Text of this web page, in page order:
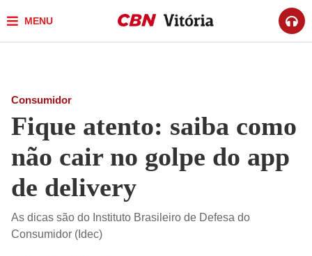
MENU
Consumidor
Fique atento: saiba como
não cair no golpe do app
de delivery
As dicas são do Instituto Brasileiro de Defesa do
Consumidor (Idec)